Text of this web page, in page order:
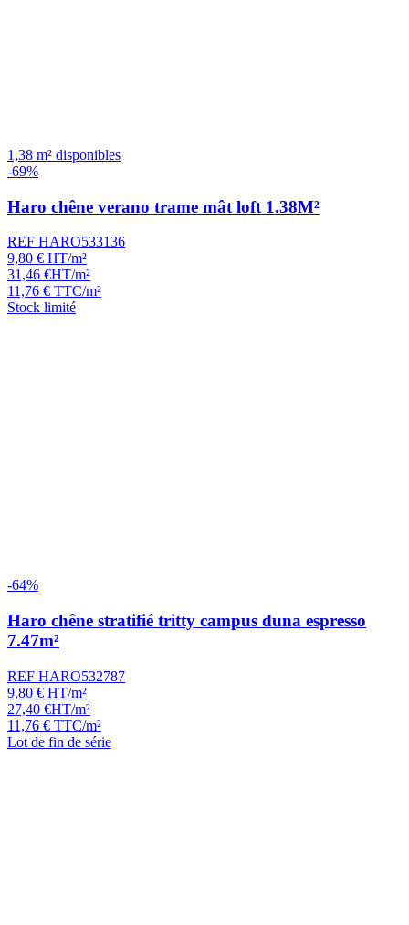
1,38 m² disponibles
-69%
Haro chêne verano trame mât loft 1.38M²
REF HARO533136
9,80 € HT/m²
31,46 €HT/m²
11,76 € TTC/m²
Stock limité
-64%
Haro chêne stratifié tritty campus duna espresso
7.47m²
REF HARO532787
9,80 € HT/m²
27,40 €HT/m²
11,76 € TTC/m²
Lot de fin de série